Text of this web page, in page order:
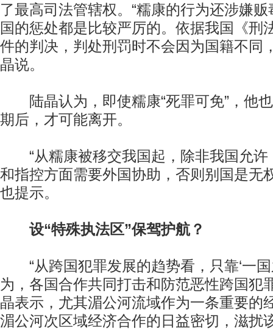
了最高司法管辖权。“糯康的行为还涉嫌
国的惩处都是比较严厉的。依据我国《刑
件的判决，判处刑罚时不会因为国籍不同
晶说。
陆晶认为，即使糯康“死罪可免”，他
期后，才可能离开。
“从糯康被移交我国起，除非我国允许
和指控方面需要外国协助，否则别国是无
也提示。
设“特殊执法区”保驾护航？
“从跨国犯罪发展的趋势看，只靠‘一国
为，各国合作共同打击和防范恶性跨国犯
晶表示，尤其湄公河流域作为一条重要的
湄公河次区域经济合作的日益密切，滋扰